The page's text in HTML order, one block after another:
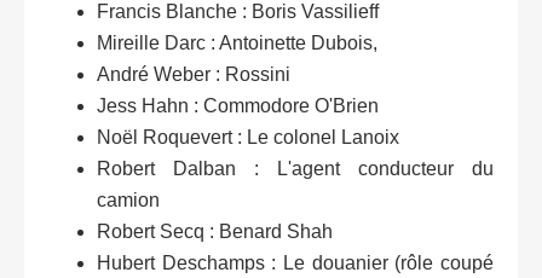
Francis Blanche : Boris Vassilieff
Mireille Darc : Antoinette Dubois,
André Weber : Rossini
Jess Hahn : Commodore O'Brien
Noël Roquevert : Le colonel Lanoix
Robert Dalban : L'agent conducteur du
camion
Robert Secq : Benard Shah
Hubert Deschamps : Le douanier (rôle coupé